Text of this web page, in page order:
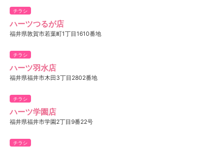
チラシ
ハーツつるが店
福井県敦賀市若葉町1丁目1610番地
チラシ
ハーツ羽水店
福井県福井市木田3丁目2802番地
チラシ
ハーツ学園店
福井県福井市学園2丁目9番22号
チラシ